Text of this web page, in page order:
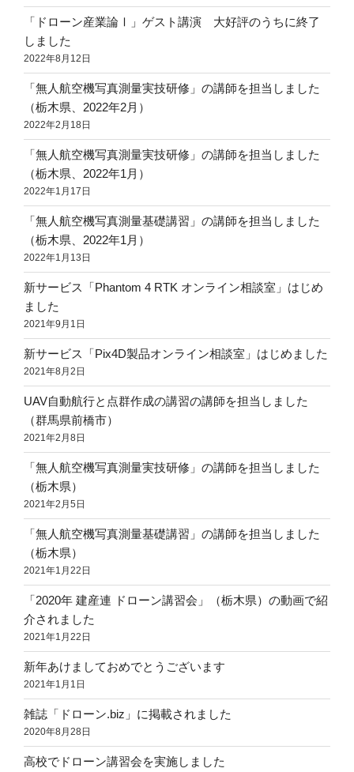
「ドローン産業論Ⅰ」ゲスト講演 大好評のうちに終了
しました
2022年8月12日
「無人航空機写真測量実技研修」の講師を担当しました
（栃木県、2022年2月）
2022年2月18日
「無人航空機写真測量実技研修」の講師を担当しました
（栃木県、2022年1月）
2022年1月17日
「無人航空機写真測量基礎講習」の講師を担当しました
（栃木県、2022年1月）
2022年1月13日
新サービス「Phantom 4 RTK オンライン相談室」はじめ
ました
2021年9月1日
新サービス「Pix4D製品オンライン相談室」はじめました
2021年8月2日
UAV自動航行と点群作成の講習の講師を担当しました
（群馬県前橋市）
2021年2月8日
「無人航空機写真測量実技研修」の講師を担当しました
（栃木県）
2021年2月5日
「無人航空機写真測量基礎講習」の講師を担当しました
（栃木県）
2021年1月22日
「2020年 建産連 ドローン講習会」（栃木県）の動画で紹
介されました
2021年1月22日
新年あけましておめでとうございます
2021年1月1日
雑誌「ドローン.biz」に掲載されました
2020年8月28日
高校でドローン講習会を実施しました